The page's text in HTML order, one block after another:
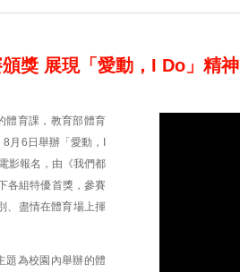
獎 展現「愛動，I Do」精神
體育課，教育部體育
月6日舉辦「愛動，I
影報名，由《我們都
各組特優首獎，參賽
、盡情在體育場上揮
題為校園內舉辦的體